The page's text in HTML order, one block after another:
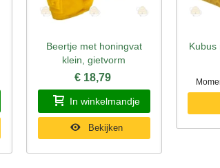
Snel bekijken
Beertje met honingvat
klein, gietvorm
€ 18,79
In winkelmandje
Bekijken
Kubus